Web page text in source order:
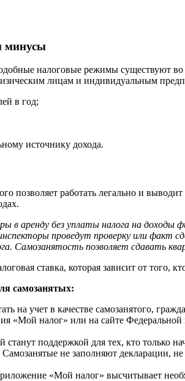
минусы
налоговые режимы существуют
лицам и индивидуальным
в год;
источнику дохода.
позволяет работать легально и
в аренду без уплаты налога на
проведут проверку или
Самозанятость позволяет сдавать
ставка, которая зависит от того,
самозанятых:
на учет в качестве самозанятого,
«Мой налог» или на сайте
поддержкой для тех, кто только
Самозанятые не заполняют
«Мой налог» высчитывает